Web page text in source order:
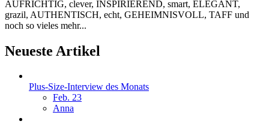
AUFRICHTIG, clever, INSPIRIEREND, smart, ELEGANT,
grazil, AUTHENTISCH, echt, GEHEIMNISVOLL, TAFF und
noch so vieles mehr...
Neueste Artikel
Plus-Size-Interview des Monats
Feb. 23
Anna